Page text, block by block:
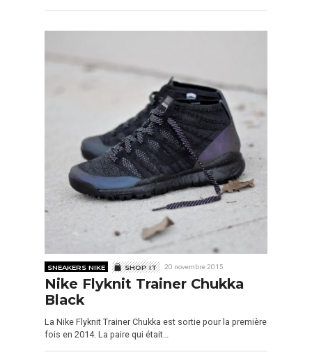
SNEAKERS NIKE SHOP IT 20 novembre 2015
Nike Flyknit Trainer Chukka
Black
La Nike Flyknit Trainer Chukka est sortie pour la première
fois en 2014. La paire qui était…